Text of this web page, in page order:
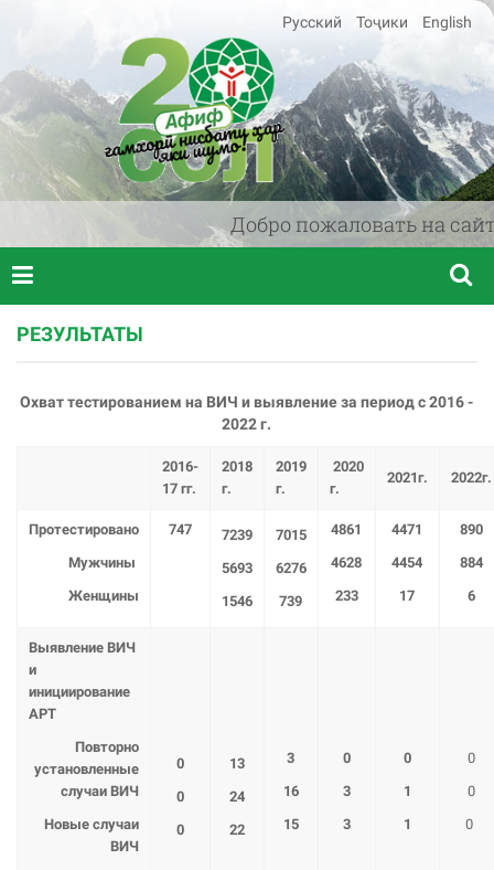
Добро пожаловать на сайт
Русский Тоҷики English
РЕЗУЛЬТАТЫ
Oхват тестированием на ВИЧ и выявление за период с 2016 -
2022 г.
2016-
17 гг.
2018
г.
2019
г.
2020
г.
2021г. 2022г.
Протестировано
Мужчины
Женщины
747
7239
5693
1546
7015
6276
739
4861
4628
233
4471
4454
17
890
884
6
Выявление ВИЧ
и
инициирование
АРТ
Повторно
установленные
случаи ВИЧ
Новые случаи
ВИЧ
0
0
0
13
24
22
3
16
15
0
3
3
0
1
1
0
0
0